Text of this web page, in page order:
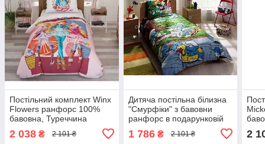
Постільний комплект Winx
Flowers ранфорс 100%
бавовна, Туреччина
2 038 ₴ 2 101 ₴
Дитяча постільна білизна
"Смурфіки" з бавовни
ранфорс в подарунковій
1 786₴ 2 101 ₴ 2